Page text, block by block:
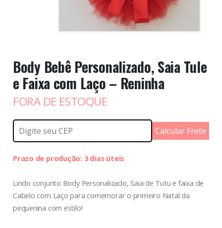
Body Bebê Personalizado, Saia Tule
e Faixa com Laço – Reninha
FORA DE ESTOQUE
Calcular Frete
Prazo de produção: 3 dias úteis
Lindo conjunto Body Personalizado, Saia de Tutu e faixa de
Cabelo com Laço para comemorar o primeiro Natal da
pequenina com estilo!